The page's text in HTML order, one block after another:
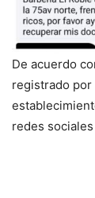
De acuerdo
registrado por
redes